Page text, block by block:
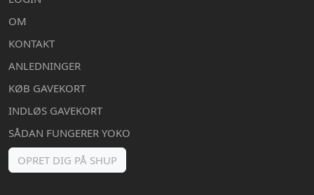
OM
KONTAKT
ANLEDNINGER
KØB GAVEKORT
INDLØS GAVEKORT
SÅDAN FUNGERER YOKO
OPRET DIG PÅ SHUP